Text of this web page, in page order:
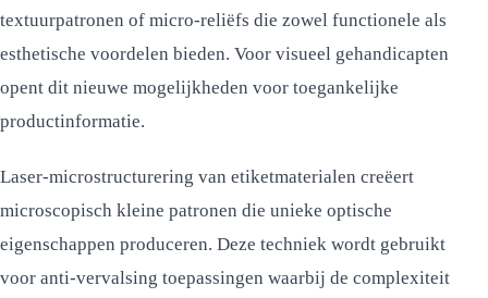
textuurpatronen of micro-reliëfs die zowel functionele als
esthetische voordelen bieden. Voor visueel gehandicapten
opent dit nieuwe mogelijkheden voor toegankelijke
productinformatie.
Laser-microstructurering van etiketmaterialen creëert
microscopisch kleine patronen die unieke optische
eigenschappen produceren. Deze techniek wordt gebruikt
voor anti-vervalsing toepassingen waarbij de complexiteit